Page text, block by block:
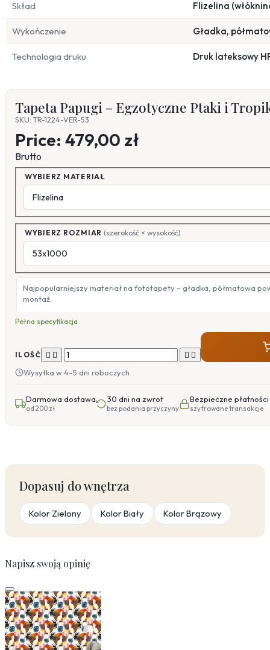
Skład Flizelina
Wykończenie Gładka,
Technologia druku Druk lateksowy
Tapeta Papugi – Egzotyczne Ptaki i
SKU: TR-1224-VER-53
Price: 479,00 zł
Brutto
WYBIERZ MATERIAŁ
WYBIERZ ROZMIAR (szerokość × wysokość)
Najpopularniejszy materiał na fototapety – gładka, półmatowa
montaż.
Pełna specyfikacja
ILOŚĆ    
Wysyłka w 4–5 dni roboczych
Darmowa dostawa
od 200 zł
30 dni na zwrot
bez podania przyczyny
Bezpieczne płatności
szyfrowane transakcje
Dopasuj do wnętrza
Kolor Zielony Kolor Biały Kolor Brązowy
Napisz swoją opinię